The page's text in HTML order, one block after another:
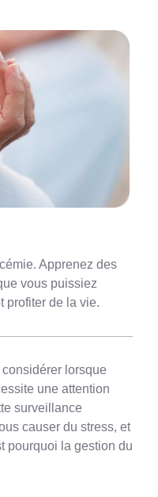
Apprenez des
vous puissiez
profiter de la vie.
considérer lorsque
une attention
surveillance
causer du stress, et
pourquoi la gestion du